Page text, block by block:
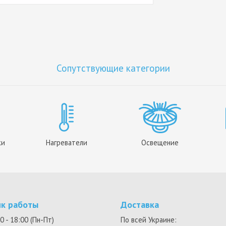
Сопутствующие категории
Нагреватели Освещение
работы
- 18:00 (Пн-Пт)
Доставка
По всей Украине: